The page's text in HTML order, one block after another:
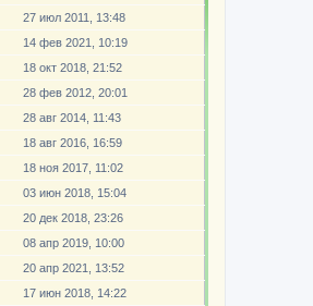
27 июл 2011, 13:48
14 фев 2021, 10:19
18 окт 2018, 21:52
28 фев 2012, 20:01
28 авг 2014, 11:43
18 авг 2016, 16:59
18 ноя 2017, 11:02
03 июн 2018, 15:04
20 дек 2018, 23:26
08 апр 2019, 10:00
20 апр 2021, 13:52
17 июн 2018, 14:22